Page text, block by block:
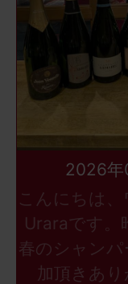
2026年
こんにちは
Uraraです。
春のシャン
加頂きあ